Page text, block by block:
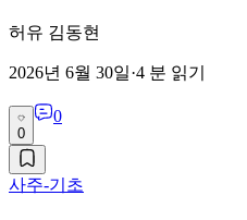
허유 김동현
2026년 6월 30일·4 분 읽기
0
0
사주-기초